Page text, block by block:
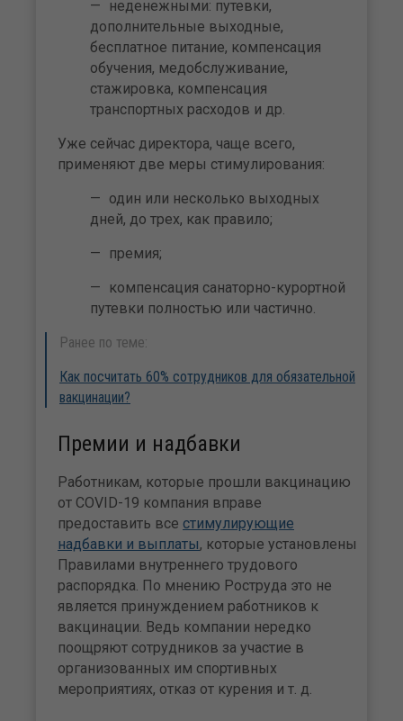
неденежными: путевки,
дополнительные выходные,
бесплатное питание, компенсация
обучения, медобслуживание,
стажировка, компенсация
транспортных расходов и др.
Уже сейчас директора, чаще всего,
применяют две меры стимулирования:
один или несколько выходных
дней, до трех, как правило;
премия;
компенсация санаторно-курортной
путевки полностью или частично.
Ранее по теме:
Как посчитать 60% сотрудников для обязательной
вакцинации?
Премии и надбавки
Работникам, которые прошли вакцинацию
от COVID-19 компания вправе
предоставить все стимулирующие
надбавки и выплаты, которые установлены
Правилами внутреннего трудового
распорядка. По мнению Роструда это не
является принуждением работников к
вакцинации. Ведь компании нередко
поощряют сотрудников за участие в
организованных им спортивных
мероприятиях, отказ от курения и т. д.